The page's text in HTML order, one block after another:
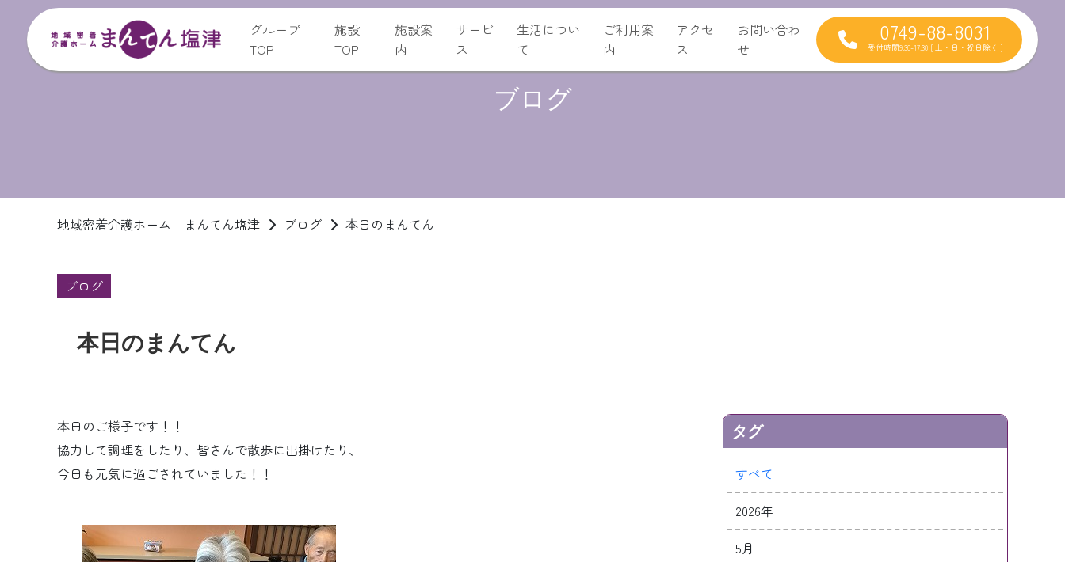
グループ
TOP
施設
TOP
施設案
内
サービ
ス
生活につい
て
ご利用案
内
アクセ
ス
お問い合わ
せ
0749-88-8031
受付時間9:30-17:30 [ 土・日・祝日除く ]
ブログ
地域密着介護ホーム まんてん塩津 ブログ 本日のまんてん
ブログ
本日のまんてん
本日のご様子です！！
協力して調理をしたり、皆さんで散歩に出掛けたり、
今日も元気に過ごされていました！！
タグ
すべて
2026年
5月